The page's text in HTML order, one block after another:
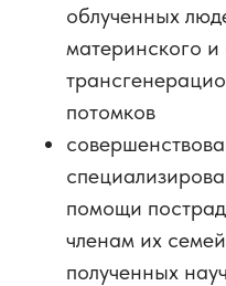
облученных
материнского и
потомков
помощи
членам их
полученных